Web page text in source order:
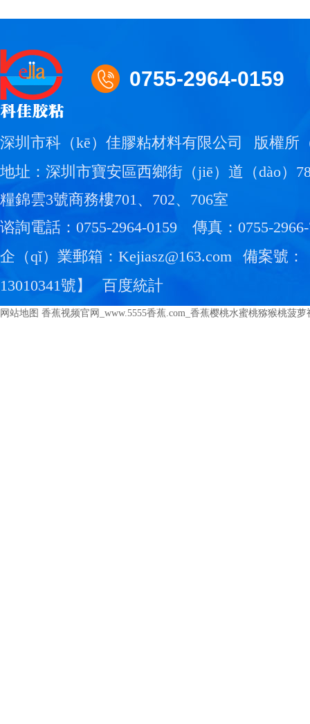
0755-2964-0159
深圳市科（kē）佳膠粘材料有限公司
版權所
地址：深圳市寶安區西鄉街（jiē）道（dào）
糧錦雲3號商務樓701、702、706室
谘詢電話：0755-2964-0159
傳真：0755-
企（qǐ）業郵箱：Kejiasz@163.com
備案號：
13010341號 】 百度統計
网站地图 香蕉视频官网_www.5555香蕉.com_香蕉樱桃水蜜桃猕猴桃菠